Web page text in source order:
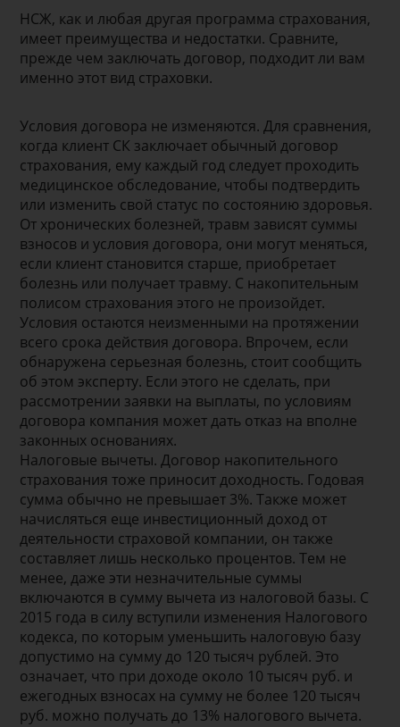
НСЖ, как и любая другая программа страхования,
имеет преимущества и недостатки. Сравните,
прежде чем заключать договор, подходит ли вам
именно этот вид страховки.
Условия договора не изменяются. Для сравнения,
когда клиент СК заключает обычный договор
страхования, ему каждый год следует проходить
медицинское обследование, чтобы подтвердить
или изменить свой статус по состоянию здоровья.
От хронических болезней, травм зависят суммы
взносов и условия договора, они могут меняться,
если клиент становится старше, приобретает
болезнь или получает травму. С накопительным
полисом страхования этого не произойдет.
Условия остаются неизменными на протяжении
всего срока действия договора. Впрочем, если
обнаружена серьезная болезнь, стоит сообщить
об этом эксперту. Если этого не сделать, при
рассмотрении заявки на выплаты, по условиям
договора компания может дать отказ на вполне
законных основаниях.
Налоговые вычеты. Договор накопительного
страхования тоже приносит доходность. Годовая
сумма обычно не превышает 3%. Также может
начисляться еще инвестиционный доход от
деятельности страховой компании, он также
составляет лишь несколько процентов. Тем не
менее, даже эти незначительные суммы
включаются в сумму вычета из налоговой базы. С
2015 года в силу вступили изменения Налогового
кодекса, по которым уменьшить налоговую базу
допустимо на сумму до 120 тысяч рублей. Это
означает, что при доходе около 10 тысяч руб. и
ежегодных взносах на сумму не более 120 тысяч
руб. можно получать до 13% налогового вычета.